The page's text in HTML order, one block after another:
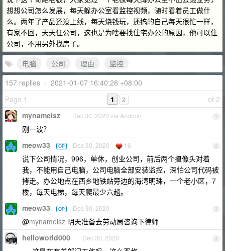
想想公司怎么发展，每天躲办公室看监控视频，随时看着员工做什
么。两年了产品还没上线，每天烧钱玩，还搞的自己每天很忙一样，
有家不回，天天住公司，这也是为啥要找住宅办公的原因，他可以住
公司，不用另外找房子。
电脑
公司 理由
监控
157 replies • 2021-01-07 16:40:28 +08:00
Page 1
of 2
1 2
1
mynameisz Dec 30, 2020 via Android
刚一波？
2
meow33 OP Dec 30, 2020 16
说下公司情况，996，单休，创业公司，前后两个摄像头对着
我，不能用自己电脑，公司电脑全部安装监控，深怕公司代码被
拷走。办公地点在西乡地铁站旁边的海湾明珠，一个老小区，7
楼，每天电梯，每天爬最少六趟。
3
meow33 OP Dec 30, 2020
@mynameisz 明天准备去劳动局咨询下律师
4
helloworld000 Dec 30, 2020